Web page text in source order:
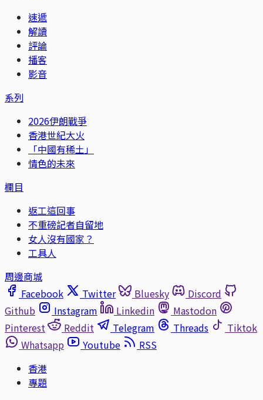
速遞
解讀
評論
播客
影音
系列
2026伊朗戰爭
香港世紀大火
「中國有稀土」
情色的未來
欄目
返工這回事
不重磅記者自留地
女人沒有國家？
工具人
周邊商城
Facebook
Twitter Bluesky
Discord
Github
Instagram Linkedin
Mastodon
Pinterest
Reddit Telegram Threads
Tiktok
Whatsapp
Youtube
RSS
香港
專題